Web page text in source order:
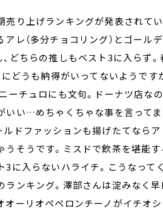
売り上げランキングが発表されて
レ（多分チョコリング）とゴール
どちらの推しもベスト3に入らず
にどうも納得がいってないようで
ーチュロにも文句。ドーナツ店な
いい…めちゃくちゃな事を言って
ドファッションも揚げたてなら
そうです。ミスドで飲茶を堪能す
に入らないハライチ。こうなって
ランキング。澤部さんは淀みなく
ーリオペペロンチーノがイチオ